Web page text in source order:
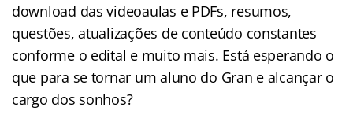
download das videoaulas e PDFs, resumos,
questões, atualizações de conteúdo constantes
conforme o edital e muito mais. Está esperando o
que para se tornar um aluno do Gran e alcançar o
cargo dos sonhos?